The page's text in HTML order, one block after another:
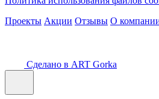
Проекты Акции Отзывы О
Сделано в ART Gorka